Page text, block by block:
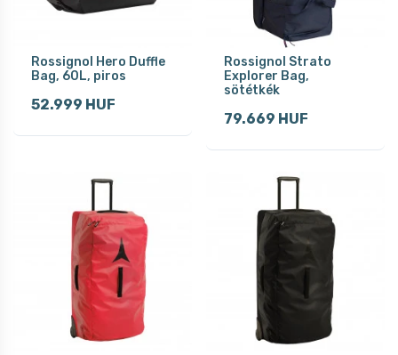
Rossignol Hero Duffle
Bag, 60L, piros
52.999 HUF
Rossignol Strato
Explorer Bag,
sötétkék
79.669 HUF